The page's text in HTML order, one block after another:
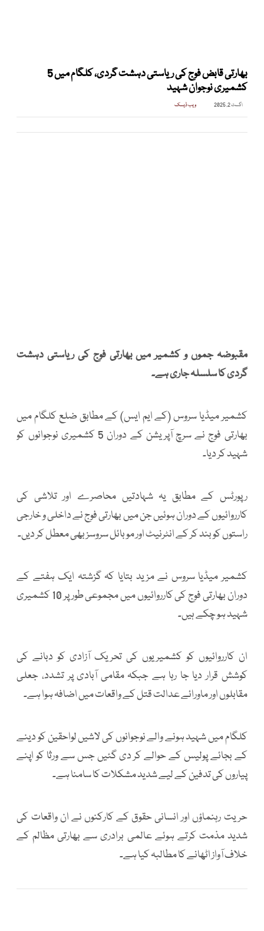
بھارتی قابض فوج کی ریاستی دہشت گردی، کلگام میں 5
کشمیری نوجوان شہید
اگست 2, 2025 ویب ڈیسک
مقبوضہ جموں و کشمیر میں بھارتی فوج کی ریاستی دہشت
گردی کا سلسلہ جاری ہے۔
کشمیر میڈیا سروس (کے ایم ایس) کے مطابق ضلع کلگام میں
بھارتی فوج نے سرچ آپریشن کے دوران 5 کشمیری نوجوانوں کو
شہید کر دیا۔
رپورٹس کے مطابق یہ شہادتیں محاصرے اور تلاشی کی
کارروائیوں کے دوران ہوئیں جن میں بھارتی فوج نے داخلی و خارجی
راستوں کو بند کر کے انٹرنیٹ اور موبائل سروسز بھی معطل کر دیں۔
کشمیر میڈیا سروس نے مزید بتایا کہ گزشتہ ایک ہفتے کے
دوران بھارتی فوج کی کارروائیوں میں مجموعی طور پر 10 کشمیری
شہید ہو چکے ہیں۔
ان کارروائیوں کو کشمیریوں کی تحریک آزادی کو دبانے کی
کوشش قرار دیا جا رہا ہے جبکہ مقامی آبادی پر تشدد، جعلی
مقابلوں اور ماورائے عدالت قتل کے واقعات میں اضافہ ہوا ہے۔
کلگام میں شہید ہونے والے نوجوانوں کی لاشیں لواحقین کو دینے
کے بجائے پولیس کے حوالے کر دی گئیں جس سے ورثا کو اپنے
پیاروں کی تدفین کے لیے شدید مشکلات کا سامنا ہے۔
حریت رہنماؤں اور انسانی حقوق کے کارکنوں نے ان واقعات کی
شدید مذمت کرتے ہوئے عالمی برادری سے بھارتی مظالم کے
خلاف آواز اٹھانے کا مطالبہ کیا ہے۔